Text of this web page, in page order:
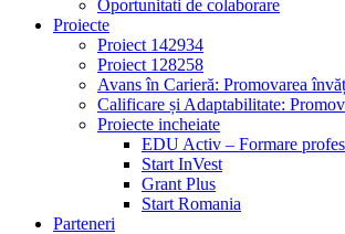
Oportunitati de colaborare
Proiecte
Proiect 142934
Proiect 128258
Avans în Carieră: Promovarea
Calificare și Adaptabilitate:
Proiecte incheiate
EDU Activ – Formare
Start InVest
Grant Plus
Start Romania
Parteneri